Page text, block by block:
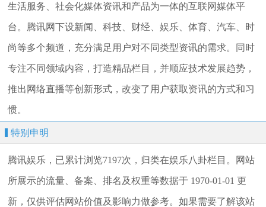
生活服务、社会化媒体资讯和产品为一体的互联网媒体平
台。腾讯网下设新闻、科技、财经、娱乐、体育、汽车、时
尚等多个频道，充分满足用户对不同类型资讯的需求。同时
专注不同领域内容，打造精品栏目，并顺应技术发展趋势，
推出网络直播等创新形式，改变了用户获取资讯的方式和习
惯。
特别申明
腾讯娱乐，已累计浏览7197次，归类在娱乐八卦栏目。网站
所展示的流量、备案、排名及权重等数据于 1970-01-01 更
新，仅供评估网站价值及影响力做参考。如果需要了解该站